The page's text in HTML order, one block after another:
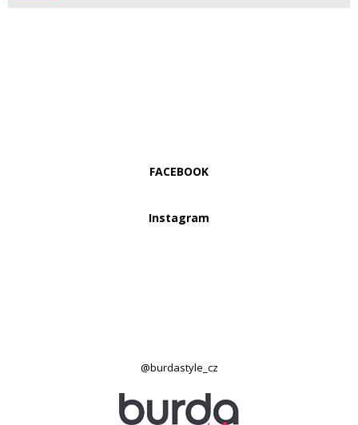
FACEBOOK
Instagram
@burdastyle_cz